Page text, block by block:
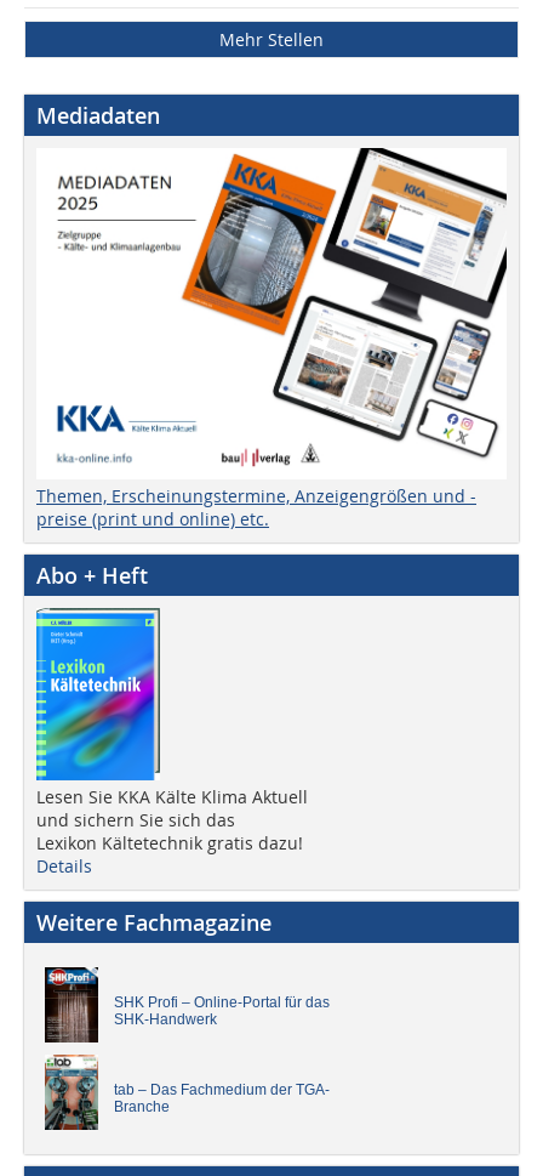
Mehr Stellen
Mediadaten
Themen, Erscheinungstermine, Anzeigengrößen und -
preise (print und online) etc.
Abo + Heft
Lesen Sie KKA Kälte Klima Aktuell
und sichern Sie sich das
Lexikon Kältetechnik gratis dazu!
Details
Weitere Fachmagazine
SHK Profi – Online-Portal für das
SHK-Handwerk
tab – Das Fachmedium der TGA-
Branche